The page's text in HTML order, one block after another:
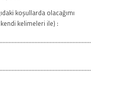
koşullarda olacağımı
kendi kelimeleri ile) :